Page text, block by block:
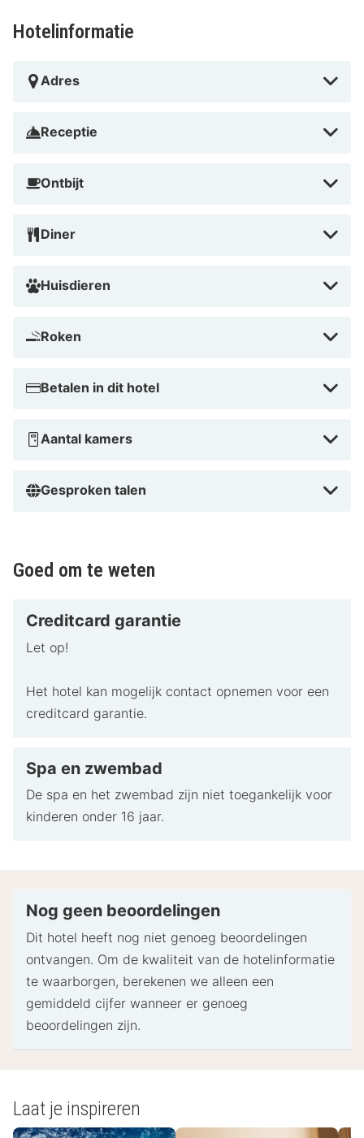
Hotelinformatie
Adres
Receptie
Ontbijt
Diner
Huisdieren
Roken
Betalen in dit hotel
Aantal kamers
Gesproken talen
Goed om te weten
Creditcard garantie
Let op!
Het hotel kan mogelijk contact opnemen voor een
creditcard garantie.
Spa en zwembad
De spa en het zwembad zijn niet toegankelijk voor
kinderen onder 16 jaar.
Nog geen beoordelingen
Dit hotel heeft nog niet genoeg beoordelingen
ontvangen. Om de kwaliteit van de hotelinformatie
te waarborgen, berekenen we alleen een
gemiddeld cijfer wanneer er genoeg
beoordelingen zijn.
Laat je inspireren